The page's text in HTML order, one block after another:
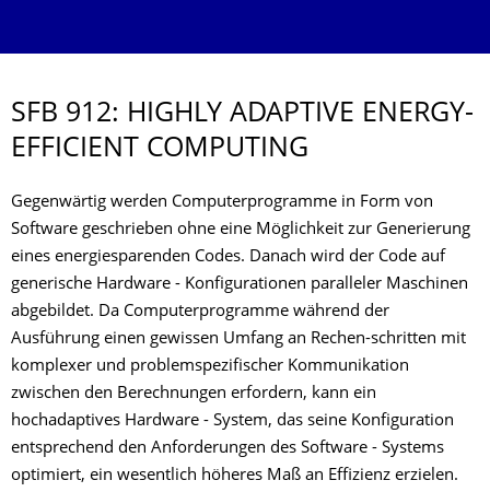
SFB 912: HIGHLY ADAPTIVE ENERGY-
EFFICIENT COMPUTING
Gegenwärtig werden Computerprogramme in Form von
Software geschrieben ohne eine Möglichkeit zur Generierung
eines energiesparenden Codes. Danach wird der Code auf
generische Hardware - Konfigurationen paralleler Maschinen
abgebildet. Da Computerprogramme während der
Ausführung einen gewissen Umfang an Rechen-schritten mit
komplexer und problemspezifischer Kommunikation
zwischen den Berechnungen erfordern, kann ein
hochadaptives Hardware - System, das seine Konfiguration
entsprechend den Anforderungen des Software - Systems
optimiert, ein wesentlich höheres Maß an Effizienz erzielen.